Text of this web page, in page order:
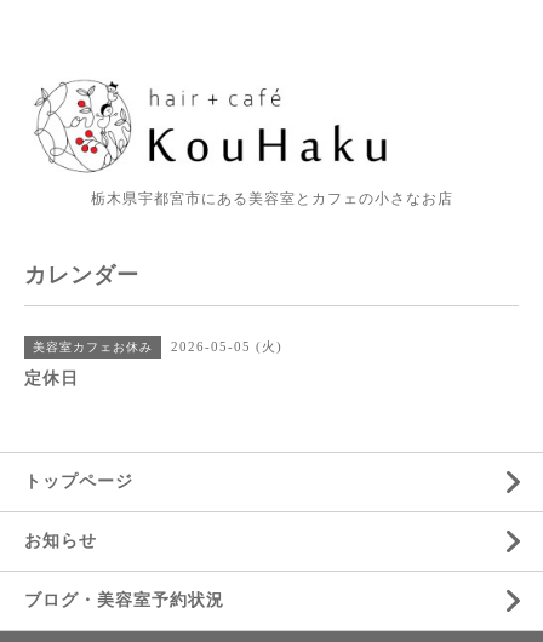
栃木県宇都宮市にある美容室とカフェの小さなお店
カレンダー
美容室カフェお休み 2026-05-05 (火)
定休日
トップページ
お知らせ
ブログ・美容室予約状況